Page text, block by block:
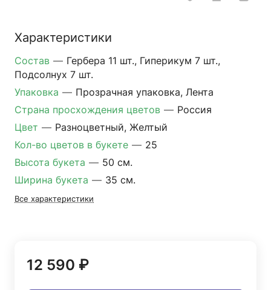
Характеристики
Состав — Гербера 11 шт., Гиперикум 7 шт.,
Подсолнух 7 шт.
Упаковка — Прозрачная упаковка, Лента
Страна просхождения цветов — Россия
Цвет — Разноцветный, Желтый
Кол-во цветов в букете — 25
Высота букета — 50 см.
Ширина букета — 35 см.
Все характеристики
12 590 ₽